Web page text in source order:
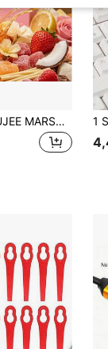
KAYALI - YOM BOUJEE MARSHMALLOW | 81 - EAU DE PARFUM